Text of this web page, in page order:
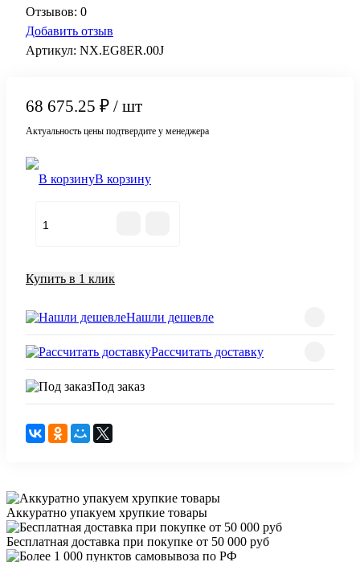
Отзывов: 0
Добавить отзыв
Артикул: NX.EG8ER.00J
68 675.25 ₽ / шт
Актуальность цены подтвердите у менеджера
В корзину
Купить в 1 клик
Нашли дешевле
Рассчитать доставку
Под заказ
Аккуратно упакуем хрупкие товары
Бесплатная доставка при покупке от 50 000 руб